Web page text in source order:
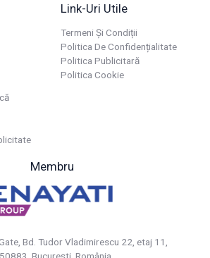
Link-Uri Utile
Termeni Și Condiții
Politica De Confidențialitate
Politica Publicitară
Politica Cookie
Membru
Bd. Tudor Vladimirescu 22, etaj 11,
Bucureşti, România